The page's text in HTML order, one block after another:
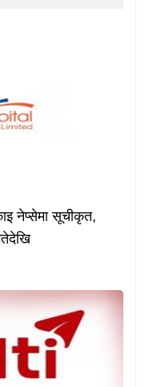
नेप्सेमा सूचीकृत,